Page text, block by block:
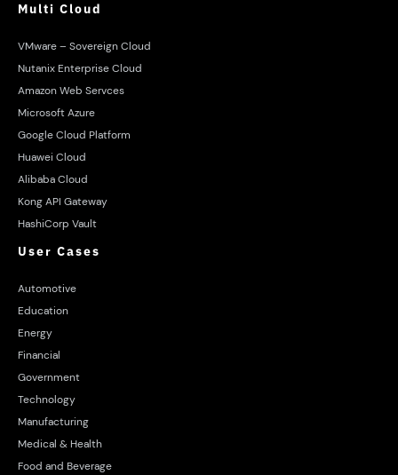
Multi Cloud
VMware – Sovereign Cloud
Nutanix Enterprise Cloud
Amazon Web Servces
Microsoft Azure
Google Cloud Platform
Huawei Cloud
Alibaba Cloud
Kong API Gateway
HashiCorp Vault
User Cases
Automotive
Education
Energy
Financial
Government
Technology
Manufacturing
Medical & Health
Food and Beverage